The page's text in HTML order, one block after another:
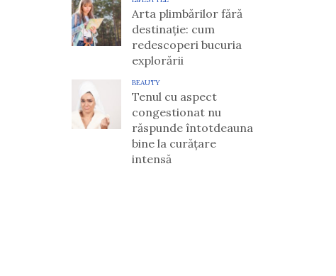
Arta plimbărilor fără
destinație: cum
redescoperi bucuria
explorării
BEAUTY
Tenul cu aspect
congestionat nu
răspunde întotdeauna
bine la curățare
intensă